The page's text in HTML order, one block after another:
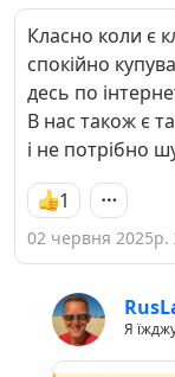
Класно коли є
спокійно
десь по
В нас також є
і не потрібно
1
02 червня 2025р.
Я